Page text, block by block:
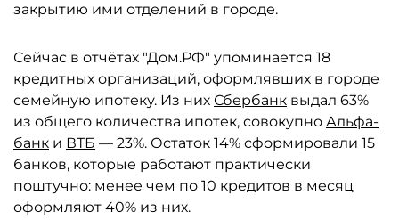
закрытию ими отделений в городе.
Сейчас в отчётах "Дом.РФ" упоминается 18
кредитных организаций, оформлявших в городе
семейную ипотеку. Из них Сбербанк выдал 63%
из общего количества ипотек, совокупно Альфа-
банк и ВТБ — 23%. Остаток 14% сформировали 15
банков, которые работают практически
поштучно: менее чем по 10 кредитов в месяц
оформляют 40% из них.